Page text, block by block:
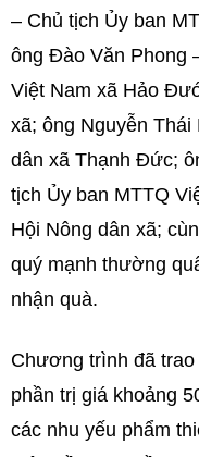
– Chủ tịch Ủy ban
ông Đào Văn Phong
Việt Nam xã Hảo
xã; ông Nguyễn
dân xã Thạnh Đức;
tịch Ủy ban MTTQ
Hội Nông dân xã;
quý mạnh thường
nhận quà.
Chương trình đã
phần trị giá khoảng
các nhu yếu phẩm